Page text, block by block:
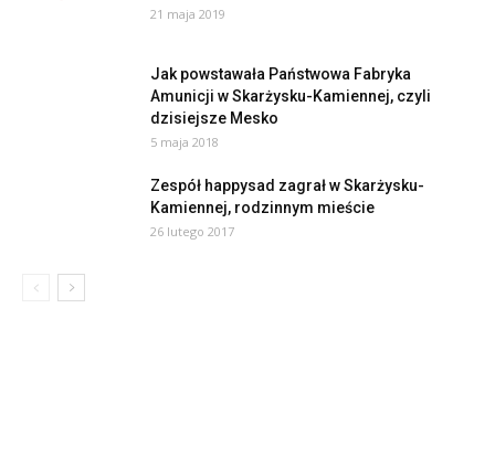
21 maja 2019
Jak powstawała Państwowa Fabryka
Amunicji w Skarżysku-Kamiennej, czyli
dzisiejsze Mesko
5 maja 2018
Zespół happysad zagrał w Skarżysku-
Kamiennej, rodzinnym mieście
26 lutego 2017